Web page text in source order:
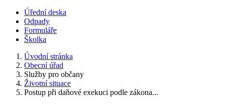
Úřední deska
Odpady
Formuláře
Školka
Úvodní stránka
Obecní úřad
Služby pro občany
Životní situace
Postup při daňové exekuci podle zákona...